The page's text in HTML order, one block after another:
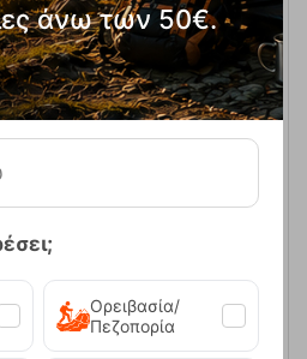
9,50
ΑΓΟΡΑ
άνω των 50€.
Ορειβασία/
Πεζοπορία